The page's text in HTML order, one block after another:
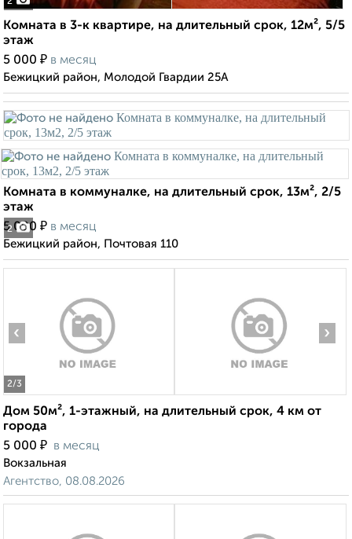
Комната в 3-к квартире, на длительный срок, 12м², 5/5
этаж
5 000 ₽ в месяц
Бежицкий район, Молодой Гвардии 25А
2
Комната в коммуналке, на длительный срок, 13м², 2/5
этаж
5 000 ₽ в месяц
Бежицкий район, Почтовая 110
2/3
‹ ›
Дом 50м², 1-этажный, на длительный срок, 4 км от
города
5 000 ₽ в месяц
Вокзальная
Агентство, 08.08.2026